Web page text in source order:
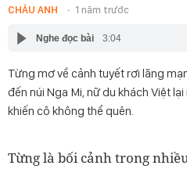
CHÂU ANH 1 năm trước
Nghe đọc bài 3:04
Từng mơ về cảnh tuyết rơi lãng
đến núi Nga Mi, nữ du khách Việt
khiến cô không thể quên.
Từng là bối cảnh trong